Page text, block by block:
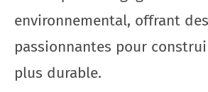
environnemental, offrant
passionnantes pour
plus durable.